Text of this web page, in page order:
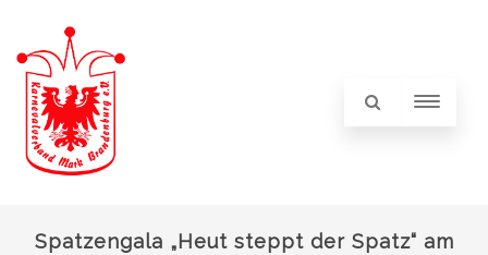
Spatzengala „Heut steppt der Spatz“ am